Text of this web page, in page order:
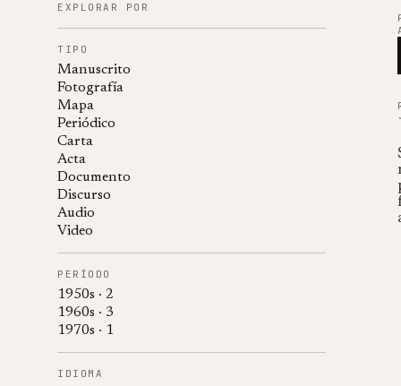
EXPLORAR POR
TIPO
Manuscrito
Fotografía
Mapa
Periódico
Carta
Acta
Documento
Discurso
Audio
Video
PERÍODO
1950s · 2
1960s · 3
1970s · 1
IDIOMA